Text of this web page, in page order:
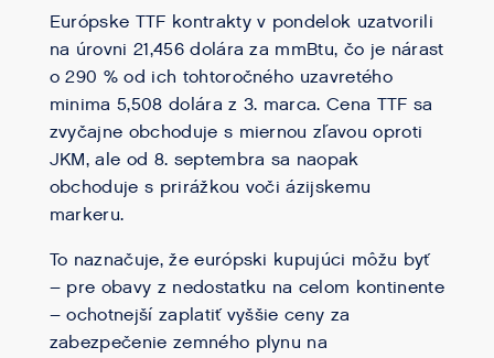
Európske TTF kontrakty v pondelok uzatvorili
na úrovni 21,456 dolára za mmBtu, čo je nárast
o 290 % od ich tohtoročného uzavretého
minima 5,508 dolára z 3. marca. Cena TTF sa
zvyčajne obchoduje s miernou zľavou oproti
JKM, ale od 8. septembra sa naopak
obchoduje s prirážkou voči ázijskemu
markeru.
To naznačuje, že európski kupujúci môžu byť
– pre obavy z nedostatku na celom kontinente
– ochotnejší zaplatiť vyššie ceny za
zabezpečenie zemného plynu na